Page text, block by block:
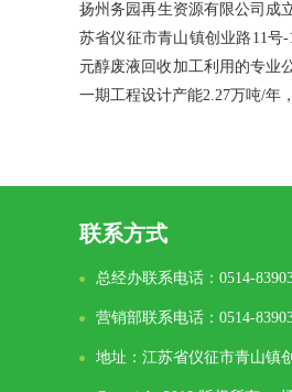
扬州务园再生资源有限公司成
苏省仪征市青山镇创业路11号
元醇废液回收加工利用的专业
一期工程设计产能2.27万吨/年
联系方式
总经办联系电话：0514-
营销部联系电话：0514-
地址：江苏省仪征市青山镇